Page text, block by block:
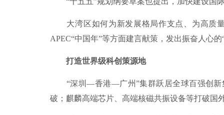
大湾区如何为新发展格局作支点、为高质量
APEC“中国年”等方面建言献策，发出振奋人心的
打造世界级科创策源地
“深圳—香港—广州”集群跃居全球百强创新集
破；麒麟高端芯片、高端核磁共振设备等打破